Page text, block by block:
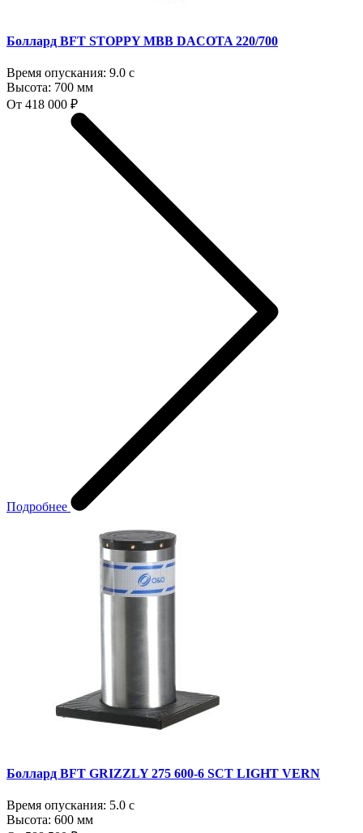
Боллард BFT STOPPY MBB DACOTA 220/700
Время опускания: 9.0 с
Высота: 700 мм
От 418 000 ₽
Подробнее
Боллард BFT GRIZZLY 275 600-6 SCT LIGHT VERN
Время опускания: 5.0 с
Высота: 600 мм